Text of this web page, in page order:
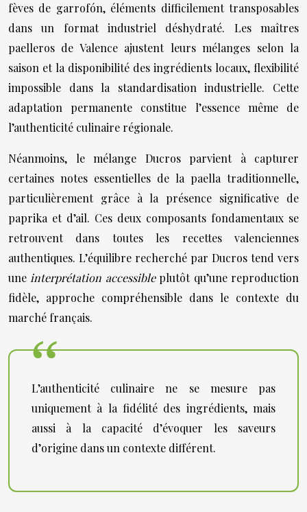
fèves de garrofón, éléments difficilement transposables
dans un format industriel déshydraté. Les maîtres
paelleros de Valence ajustent leurs mélanges selon la
saison et la disponibilité des ingrédients locaux, flexibilité
impossible dans la standardisation industrielle. Cette
adaptation permanente constitue l’essence même de
l’authenticité culinaire régionale.
Néanmoins, le mélange Ducros parvient à capturer
certaines notes essentielles de la paella traditionnelle,
particulièrement grâce à la présence significative de
paprika et d’ail. Ces deux composants fondamentaux se
retrouvent dans toutes les recettes valenciennes
authentiques. L’équilibre recherché par Ducros tend vers
une interprétation accessible plutôt qu’une reproduction
fidèle, approche compréhensible dans le contexte du
marché français.
L’authenticité culinaire ne se mesure pas
uniquement à la fidélité des ingrédients, mais
aussi à la capacité d’évoquer les saveurs
d’origine dans un contexte différent.